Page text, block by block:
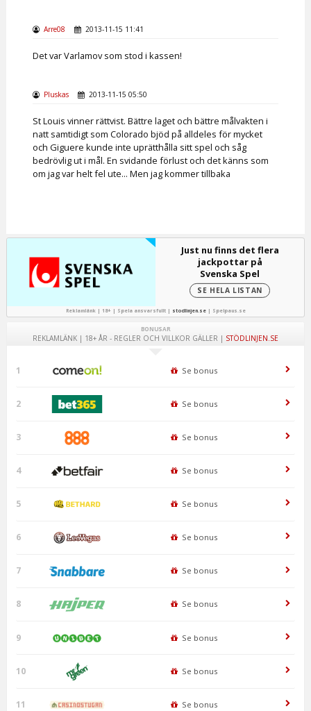
Arre08 2013-11-15 11:41
Det var Varlamov som stod i kassen!
Pluskas 2013-11-15 05:50
St Louis vinner rättvist. Bättre laget och bättre målvakten i
natt samtidigt som Colorado bjöd på alldeles för mycket
och Giguere kunde inte uprätthålla sitt spel och såg
bedrövlig ut i mål. En svidande förlust och det känns som
om jag var helt fel ute... Men jag kommer tillbaka
Just nu finns det flera
jackpottar på
Svenska Spel
SE HELA LISTAN
Reklamlänk | 18+ | Spela ansvarsfullt | stodlinjen.se| Spelpaus.se
BONUSAR
REKLAMLÄNK | 18+ ÅR - REGLER OCH VILLKOR GÄLLER | STÖDLINJEN.SE
1 Se bonus
2 Se bonus
3 Se bonus
4 Se bonus
5 Se bonus
6 Se bonus
7 Se bonus
8 Se bonus
9 Se bonus
10 Se bonus
11 Se bonus